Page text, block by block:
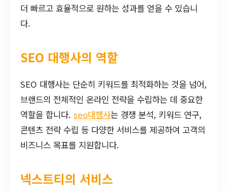
더 빠르고 효율적으로 원하는 성과를 얻을 수 있습니
다.
SEO 대행사의 역할
SEO 대행사는 단순히 키워드를 최적화하는 것을 넘어,
브랜드의 전체적인 온라인 전략을 수립하는 데 중요한
역할을 합니다. seo대행사는 경쟁 분석, 키워드 연구,
콘텐츠 전략 수립 등 다양한 서비스를 제공하여 고객의
비즈니스 목표를 지원합니다.
넥스트티의 서비스